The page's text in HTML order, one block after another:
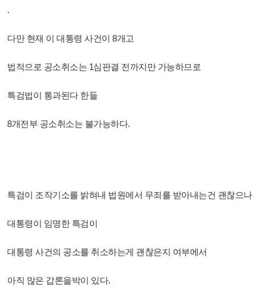
.
다만 현재 이 대통령 사건이 8개고
법적으로 공소취소는 1심판결 전까지만 가능하므로
특검법이 통과된다 한들
8개전부 공소취소는 불가능하다.
특검이 조작기소를 밝혀내 법원에서 무죄를 받아내는건 괜찮으나
대통령이 임명한 특검이
대통령 사건의 공소를 취소하는게 괜찮은지 여부에서
아직 많은 갑론을박이 있다.